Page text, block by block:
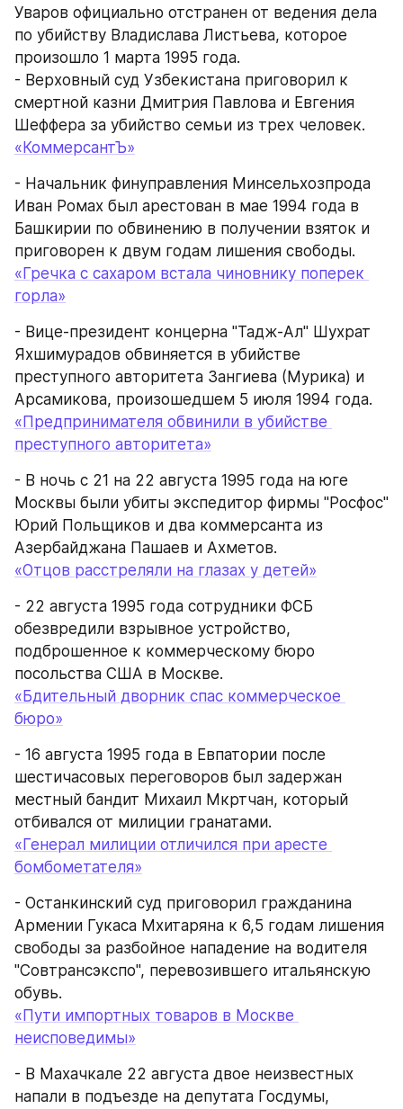
Уваров официально отстранен от ведения дела
по убийству Владислава Листьева, которое
произошло 1 марта 1995 года.
- Верховный суд Узбекистана приговорил к
смертной казни Дмитрия Павлова и Евгения
Шеффера за убийство семьи из трех человек.
«КоммерсантЪ»
- Начальник финуправления Минсельхозпрода
Иван Ромах был арестован в мае 1994 года в
Башкирии по обвинению в получении взяток и
приговорен к двум годам лишения свободы.
«Гречка с сахаром встала чиновнику поперек
горла»
- Вице-президент концерна "Тадж-Ал" Шухрат
Яхшимурадов обвиняется в убийстве
преступного авторитета Зангиева (Мурика) и
Арсамикова, произошедшем 5 июля 1994 года.
«Предпринимателя обвинили в убийстве
преступного авторитета»
- В ночь с 21 на 22 августа 1995 года на юге
Москвы были убиты экспедитор фирмы "Росфос"
Юрий Польщиков и два коммерсанта из
Азербайджана Пашаев и Ахметов.
«Отцов расстреляли на глазах у детей»
- 22 августа 1995 года сотрудники ФСБ
обезвредили взрывное устройство,
подброшенное к коммерческому бюро
посольства США в Москве.
«Бдительный дворник спас коммерческое
бюро»
- 16 августа 1995 года в Евпатории после
шестичасовых переговоров был задержан
местный бандит Михаил Мкртчан, который
отбивался от милиции гранатами.
«Генерал милиции отличился при аресте
бомбометателя»
- Останкинский суд приговорил гражданина
Армении Гукаса Мхитаряна к 6,5 годам лишения
свободы за разбойное нападение на водителя
"Совтрансэкспо", перевозившего итальянскую
обувь.
«Пути импортных товаров в Москве
неисповедимы»
- В Махачкале 22 августа двое неизвестных
напали в подъезде на депутата Госдумы,